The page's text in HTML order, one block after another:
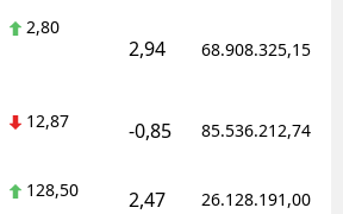
2,80
2,94 68.908.325,15
12,87 -0,85 85.536.212,74
128,50 2,47 26.128.191,00